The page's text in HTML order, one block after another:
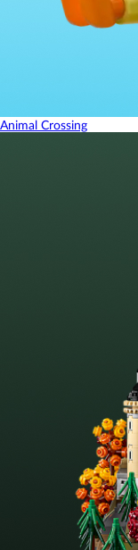
Animal Crossing